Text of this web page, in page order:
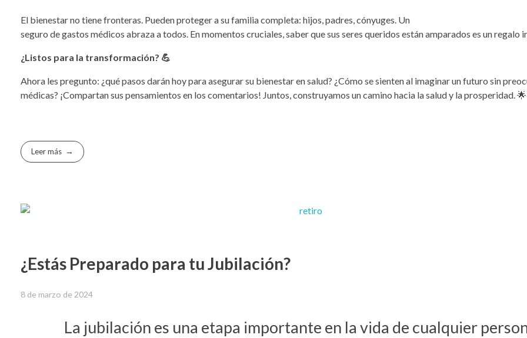
El bienestar no tiene fronteras. Pueden proteger a su familia completa: hijos, padres, cónyuges. Un
seguro de gastos médicos abraza a todos. En momentos cruciales, saber que sus seres queridos están amparados es un regalo
¿Listos para la transformación? 💪
Ahora les pregunto: ¿qué pasos darán hoy para asegurar su bienestar en salud? ¿Cómo se sienten al imaginar un futuro sin
médicas? ¡Compartan sus pensamientos en los comentarios! Juntos, construyamos un camino hacia la salud y la prosperidad. 🌟
Leer más
¿Estás Preparado para tu Jubilación?
8 de marzo de 2024
La jubilación es una etapa importante en la vida de cualquier